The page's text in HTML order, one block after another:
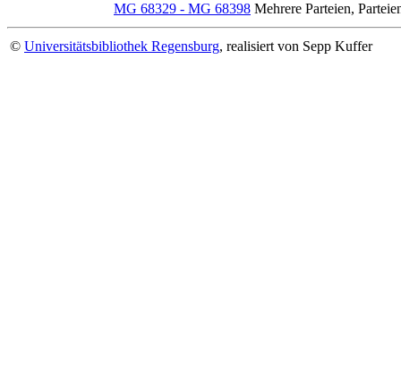
MG 68329 - MG 68398 Mehrere Parteien,
© Universitätsbibliothek Regensburg, realisiert von Sepp Kuffer